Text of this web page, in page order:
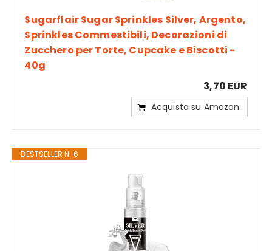
Sugarflair Sugar Sprinkles Silver, Argento,
Sprinkles Commestibili, Decorazioni di
Zucchero per Torte, Cupcake e Biscotti -
40g
3,70 EUR
Acquista su Amazon
BESTSELLER N. 6